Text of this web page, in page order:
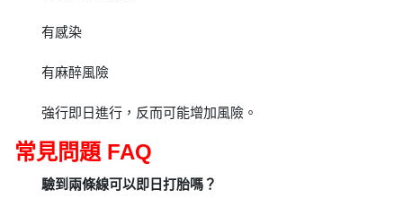
有感染
有麻醉風險
強行即日進行，反而可能增加風險。
常見問題 FAQ
驗到兩條線可以即日打胎嗎？